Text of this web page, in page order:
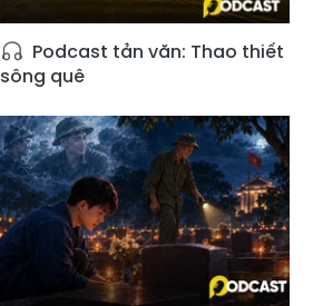
Podcast tản văn: Thao thiết
sông quê